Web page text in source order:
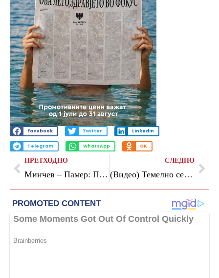
Facebook Twitter LinkedIn
Telegram WhatsApp OK
ПРЕТХОДНО
Минчев – Памер: Продлабочување на партнерството во реформите
СЛЕДНО
(Видео) Темелно се чисти коритото на Вардар, објави Ѓорѓиевски